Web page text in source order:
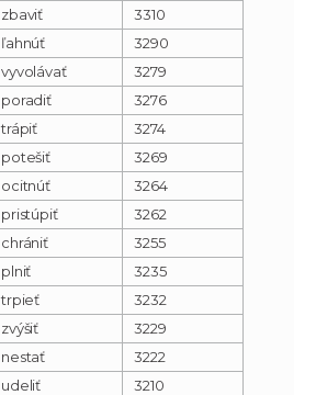
zbaviť
3310
ľahnúť
3290
vyvolávať
3279
poradiť
3276
trápiť
3274
potešiť
3269
ocitnúť
3264
pristúpiť
3262
chrániť
3255
plniť
3235
trpieť
3232
zvýšiť
3229
nestať
3222
udeliť
3210